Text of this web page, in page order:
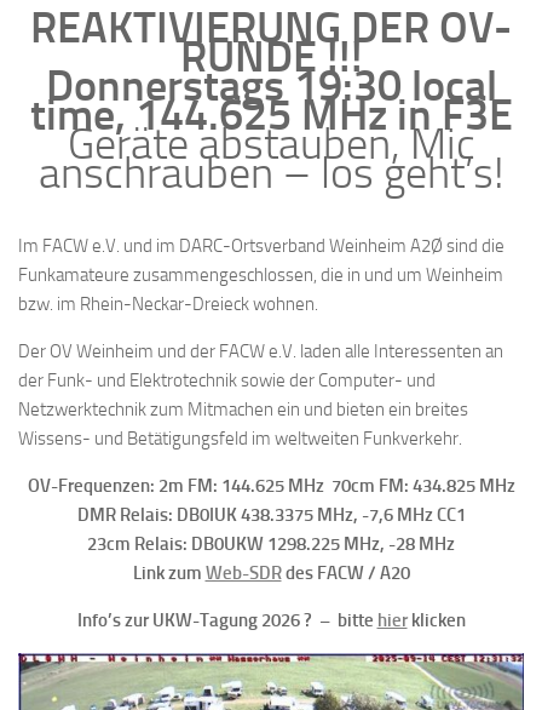
REAKTIVIERUNG DER OV-
RUNDE !!!
Donnerstags 19:30 local
time, 144.625 MHz in F3E
Geräte abstauben, Mic
anschrauben – los geht’s!
Im FACW e.V. und im DARC-Ortsverband Weinheim A2Ø sind die
Funkamateure zusammengeschlossen, die in und um Weinheim
bzw. im Rhein-Neckar-Dreieck wohnen.
Der OV Weinheim und der FACW e.V. laden alle Interessenten an
der Funk- und Elektrotechnik sowie der Computer- und
Netzwerktechnik zum Mitmachen ein und bieten ein breites
Wissens- und Betätigungsfeld im weltweiten Funkverkehr.
OV-Frequenzen: 2m FM: 144.625 MHz 70cm FM: 434.825 MHz
DMR Relais: DB0IUK 438.3375 MHz, -7,6 MHz CC1
23cm Relais: DB0UKW 1298.225 MHz, -28 MHz
Link zum Web-SDRdes FACW / A20
Info’s zur UKW-Tagung 2026 ? – bitte hierklicken